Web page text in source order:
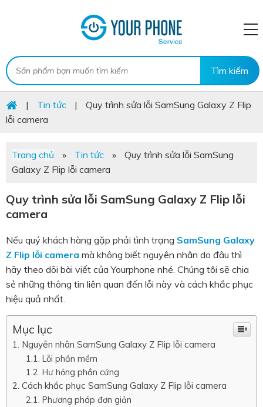
| Tin tức |
Quy trình sửa lỗi SamSung Galaxy Z Flip
lỗi camera
Trang chủ » Tin tức »
Quy trình sửa lỗi SamSung
Galaxy Z Flip lỗi camera
Quy trình sửa lỗi SamSung Galaxy Z Flip lỗi
camera
Nếu quý khách hàng gặp phải tình trạng SamSung Galaxy
Z Flip lỗi camera mà không biết nguyên nhân do đâu thì
hãy theo dõi bài viết của Yourphone nhé. Chúng tôi sẽ chia
sẻ những thông tin liên quan đến lỗi này và cách khắc phục
hiệu quả nhất.
Mục lục
Nguyên nhân SamSung Galaxy Z Flip lỗi camera
Lỗi phần mềm
Hư hỏng phần cứng
Cách khắc phục SamSung Galaxy Z Flip lỗi camera
Phương pháp đơn giản